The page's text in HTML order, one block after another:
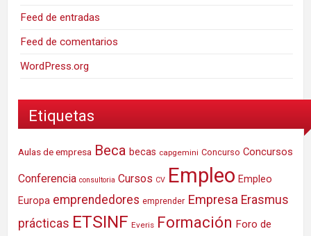
Feed de entradas
Feed de comentarios
WordPress.org
Etiquetas
Aulas de empresa Beca becas capgemini Concurso Concursos
Conferencia consultoria Cursos CV Empleo Empleo
Europa emprendedores emprender Empresa Erasmus
prácticas ETSINF Everis Formación Foro de